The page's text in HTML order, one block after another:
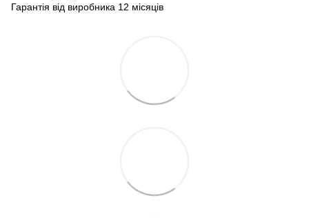
Гарантія від виробника 12 місяців